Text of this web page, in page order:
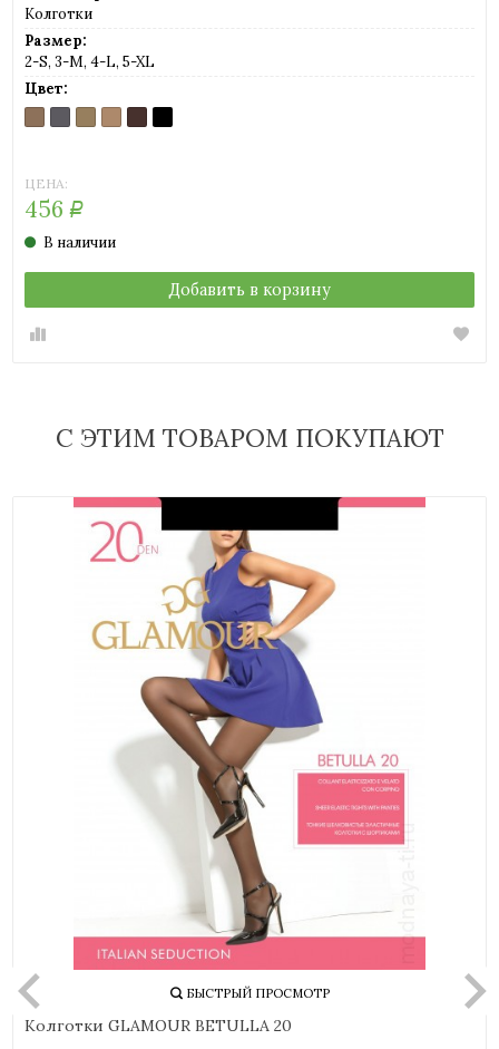
Колготки
Размер:
2-S, 3-M, 4-L, 5-XL
Цвет:
DAINO
(загар)
FUMO
(серый)
GLACE
(легкий
MIELE
(телесный)
MORO
(шоколад)
NERO
(черный)
ЦЕНА:
456 Р
В наличии
Добавить в корзину
С ЭТИМ ТОВАРОМ ПОКУПАЮТ
БЫСТРЫЙ ПРОСМОТР
Колготки GLAMOUR BETULLA 20